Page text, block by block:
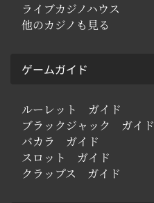
ライブカジノハウス
他のカジノも見る
ゲームガイド
ルーレット ガイド
ブラックジャック ガイド
バカラ ガイド
スロット ガイド
クラップス ガイド